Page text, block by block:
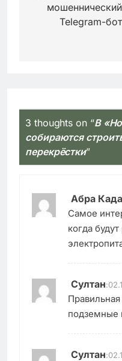
мошеннический
Telegram-бот
3 thoughts on “В
собираются
перекрёстки”
Абра
Самое
когда
Султан:
подземные
Султан: